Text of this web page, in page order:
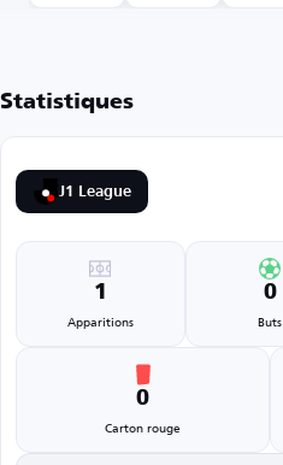
Statistiques
J1 League
1
Apparitions
0
Buts
0
Carton rouge